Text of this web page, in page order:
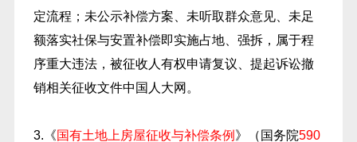
定流程；未公示补偿方案、未听取群众意见、未足
额落实社保与安置补偿即实施占地、强拆，属于程
序重大违法，被征收人有权申请复议、提起诉讼撤
销相关征收文件中国人大网。
3.《国有土地上房屋征收与补偿条例 》（国务院590